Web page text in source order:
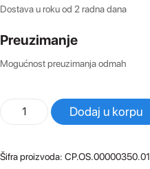
Dostava u roku od 2 radna dana
Preuzimanje
Mogućnost preuzimanja odmah
5
Dodaj u korpu
Šifra proizvoda: CP.OS.00000350.01